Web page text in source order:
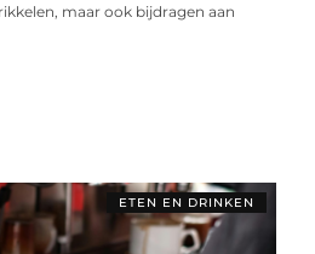
maar ook bijdragen aan
ETEN EN DRINKEN